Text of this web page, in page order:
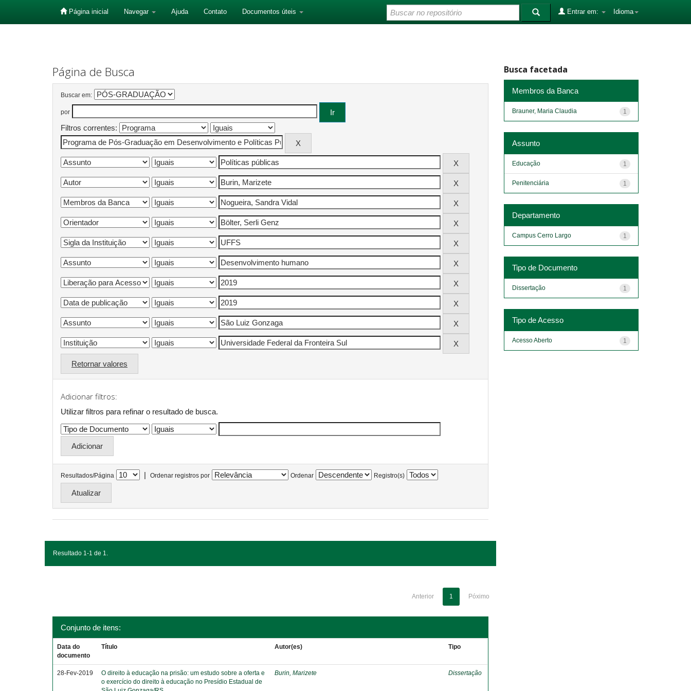
Página inicial Navegar Ajuda Contato Documentos úteis Idioma
Entrar em:
Página de Busca
Buscar em:
por
Filtros correntes:
Retornar valores
Adicionar filtros:
Utilizar filtros para refinar o resultado de busca.
Resultados/Página | Ordenar registros por Ordenar Registro(s)
Resultado 1-1 de 1.
Anterior 1 Póximo
Conjunto de itens:
Data do
documento
Título Autor(es) Tipo
28-Fev-2019
O direito à educação na prisão: um estudo sobre a oferta e
o exercício do direito à educação no Presídio Estadual de
Burin, Marizete Dissertação
Busca facetada
Membros da Banca
1
Brauner, Maria Claudia
Assunto
1
Educação
1
Penitenciária
Departamento
1
Campus Cerro Largo
Tipo de Documento
1
Dissertação
Tipo de Acesso
1
Acesso Aberto